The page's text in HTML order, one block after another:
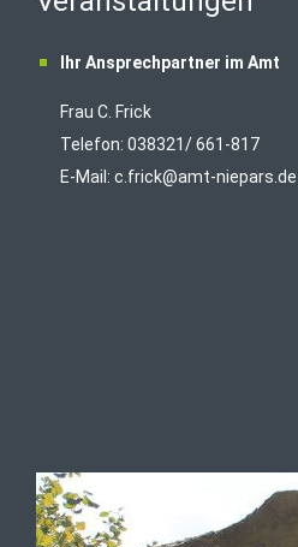
Ihr Ansprechpartner im Amt
Frau C. Frick
Telefon: 038321/ 661-817
E-Mail: c.frick@amt-niepars.de